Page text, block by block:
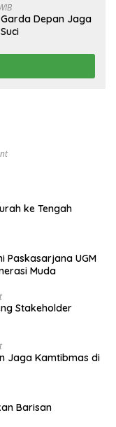
Depan Jaga
ke Tengah
Paskasarjana UGM
Muda
Stakeholder
Jaga Kamtibmas di
Barisan